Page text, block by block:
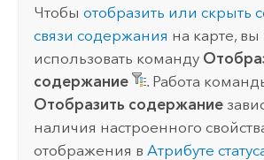
Чтобыотобразить или скрыть
связи содержания на карте,
использовать команду
содержание
. Работа
Отобразить содержание
наличия настроенного
отображения вАтрибуте